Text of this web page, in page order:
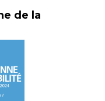
de la